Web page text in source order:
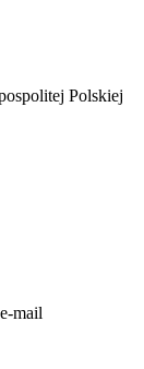
Polskiej
mail